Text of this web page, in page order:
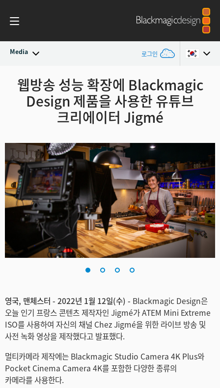
Media 로그인
최신 소식
뉴스 아카이브
Argentina
Australia
Austria
Brazil
Canada
China
Denmark
Finland
France
Hong Kong SAR, China
India
Italy
Japan
Korea
웹방송 성능 확장에 Blackmagic
Design 제품을 사용한 유튜브
크리에이터 Jigmé
영국, 맨체스터 - 2022년 1월 12일(수) - Blackmagic Design은
오늘 인기 프랑스 콘텐츠 제작자인 Jigmé가 ATEM Mini Extreme
ISO를 사용하여 자신의 채널 Chez Jigmé을 위한 라이브 방송 및
사전 녹화 영상을 제작했다고 발표했다.
멀티카메라 제작에는 Blackmagic Studio Camera 4K Plus와
Pocket Cinema Camera 4K를 포함한 다양한 종류의
카메라를 사용한다.